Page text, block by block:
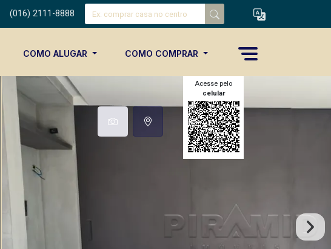
(016) 2111-8888
COMO ALUGAR COMO COMPRAR
Acesse pelo
celular